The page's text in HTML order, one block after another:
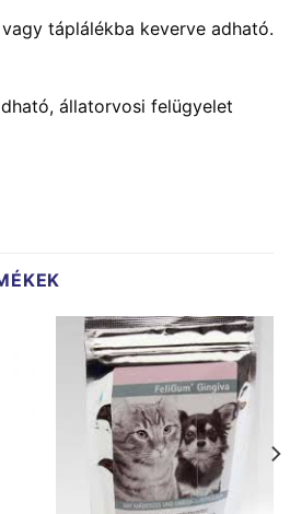
táplálékba keverve adható.
állatorvosi felügyelet